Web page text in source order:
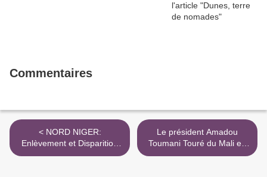
Commentaires
< NORD NIGER:
Enlèvement et Disparition
Inquiétante
Le président Amadou
Toumani Touré du Mali en
visite chez Kadhafi >